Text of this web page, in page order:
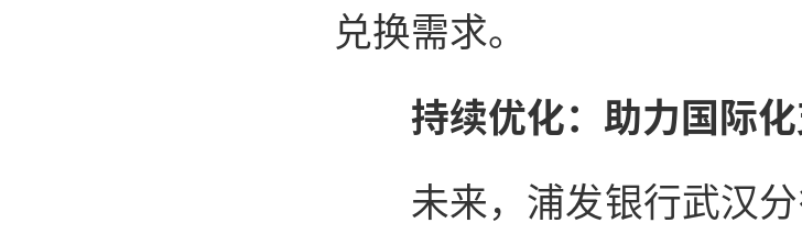
兑换需求。
持续优化：助力国际
未来，浦发银行武汉